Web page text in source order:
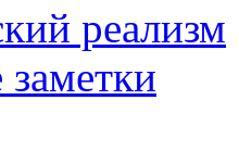
реализм